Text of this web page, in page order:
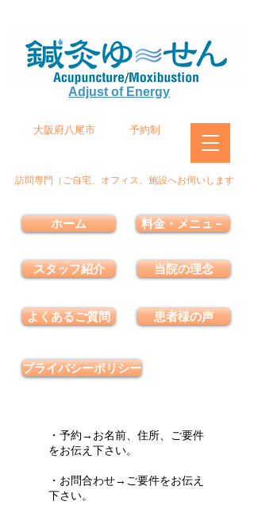
Adjust of Energy
大阪府八尾市 予約制
訪問専門（ご自宅、オフィス、施設へお伺いします
ホーム
スタッフ紹介
よくあるご質問
料金・メニュ－
当院の理念
患者様の声
プライバシーポリシー
・予約→お名前、住所、ご要件
をお伝え下さい。
・お問合わせ→ご要件をお伝え
下さい。